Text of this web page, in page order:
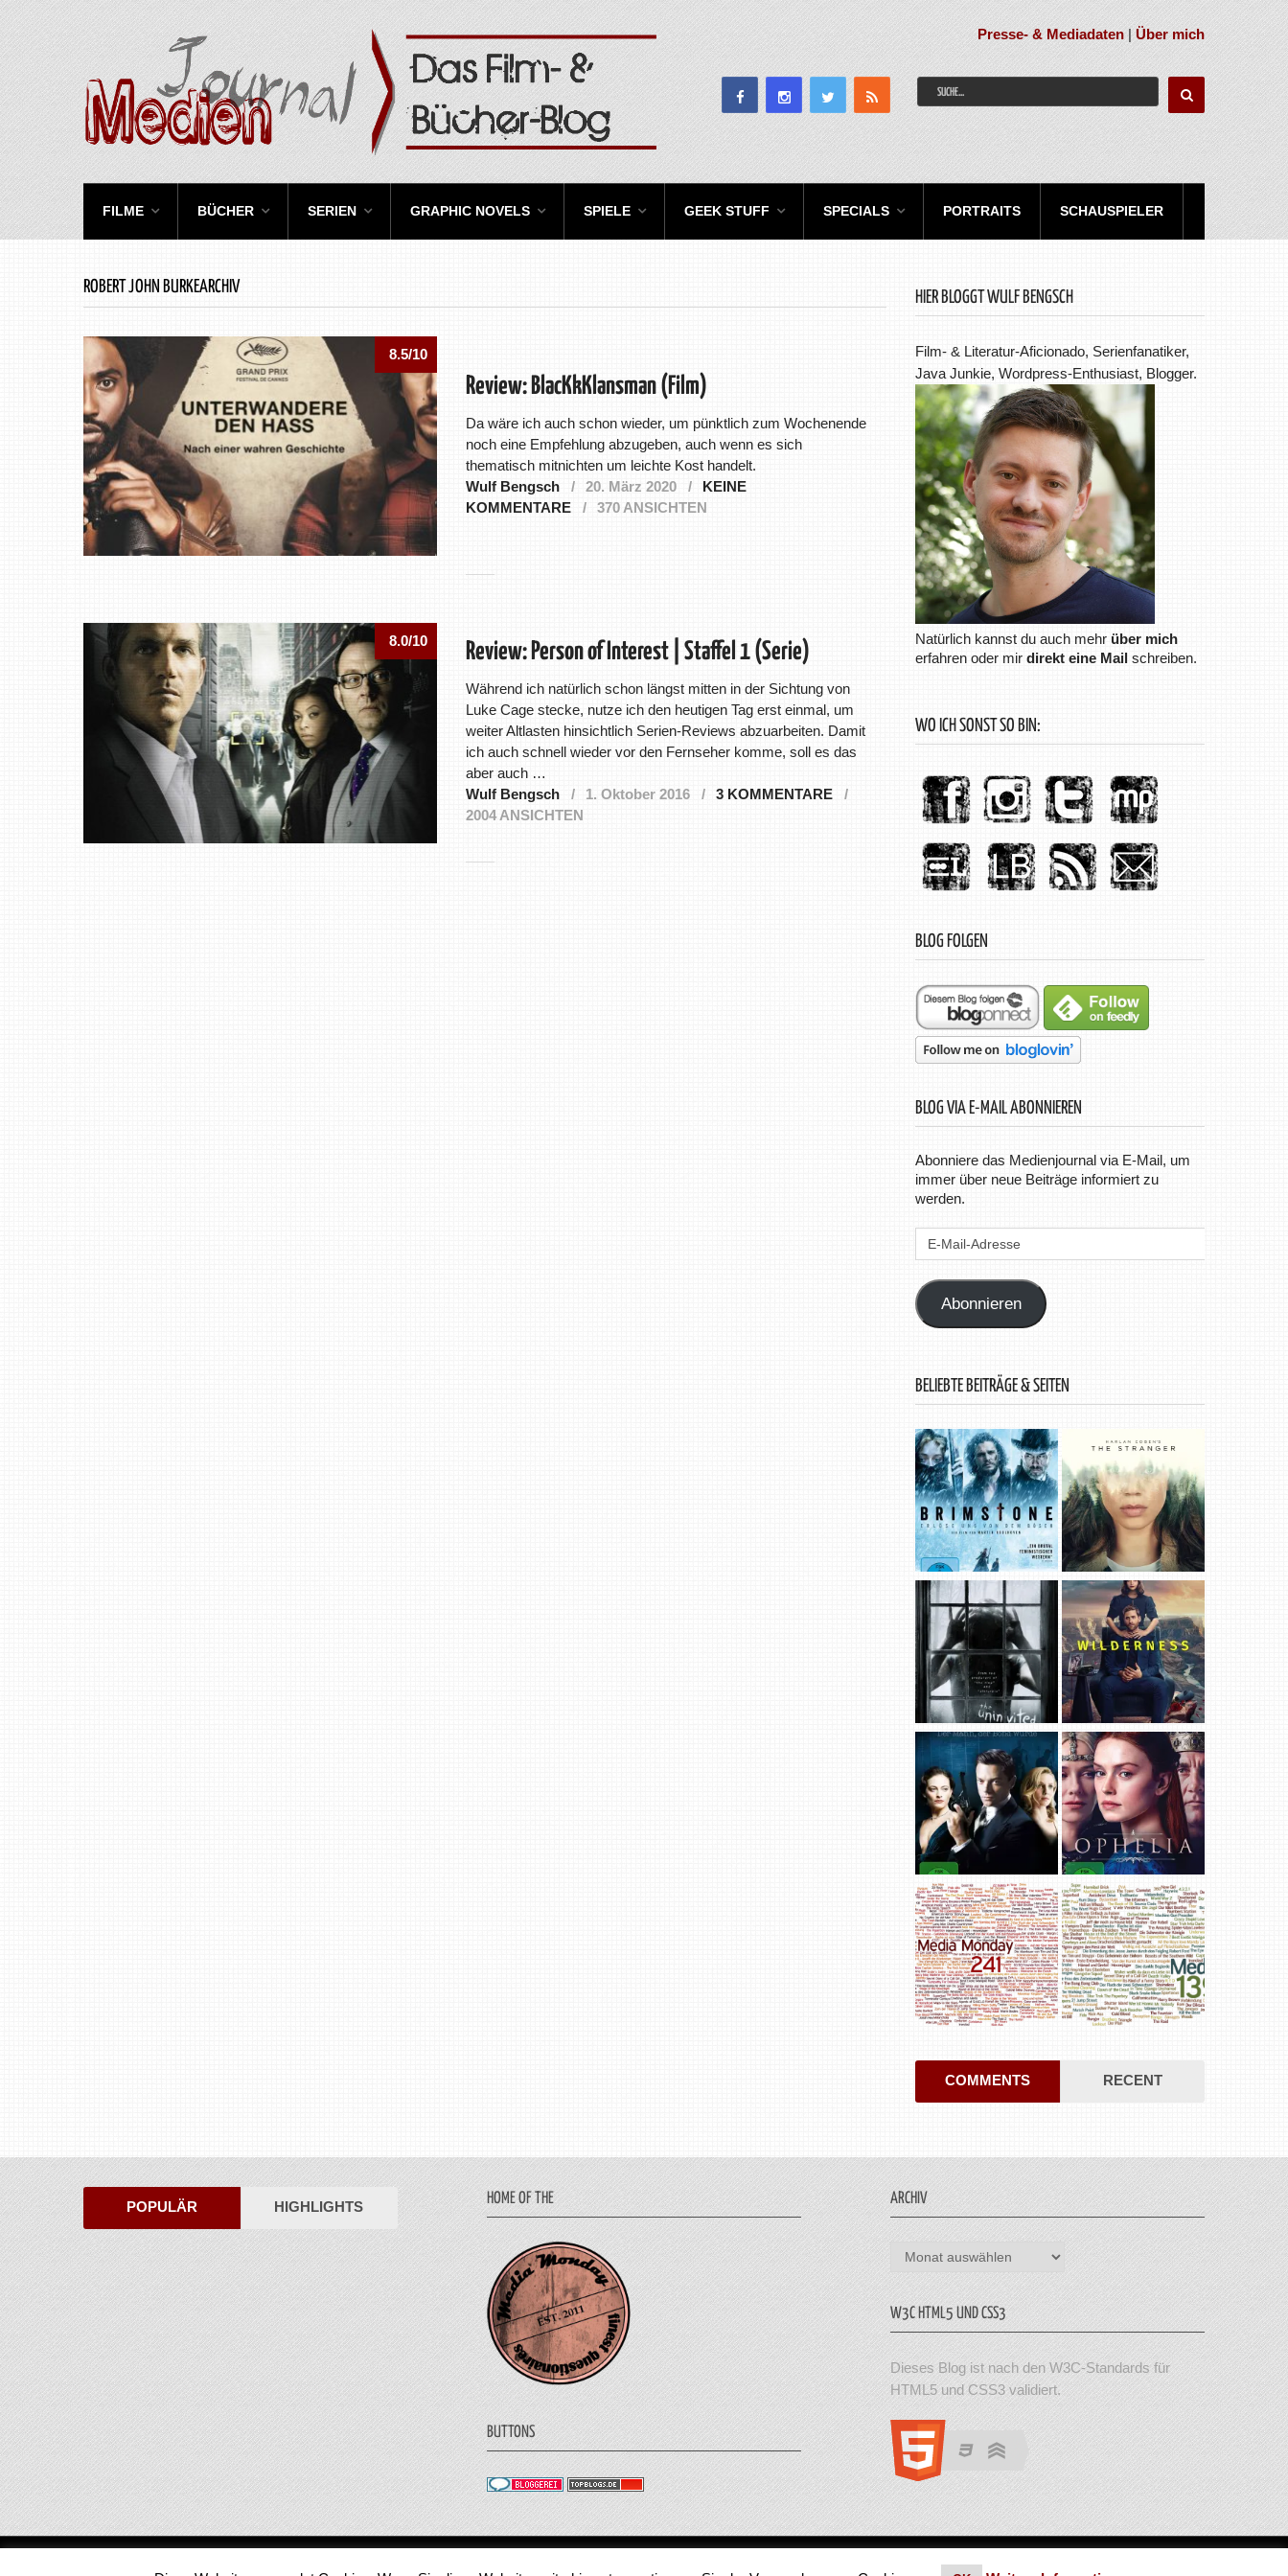
Presse- & Mediadaten |Über mich
FILME BÜCHER SERIEN GRAPHIC NOVELS SPIELE GEEK STUFF SPECIALS PORTRAITS SCHAUSPIELER
ROBERT JOHN BURKEARCHIV
8.5/10
Review: BlacKkKlansman (Film)
Da wäre ich auch schon wieder, um pünktlich zum Wochenende
noch eine Empfehlung abzugeben, auch wenn es sich
thematisch mitnichten um leichte Kost handelt.
Wulf Bengsch
20. März 2020
KEINE
KOMMENTARE
370 ANSICHTEN
8.0/10 Review: Person of Interest | Staffel 1 (Serie)
Während ich natürlich schon längst mitten in der Sichtung von
Luke Cage stecke, nutze ich den heutigen Tag erst einmal, um
weiter Altlasten hinsichtlich Serien-Reviews abzuarbeiten. Damit
ich auch schnell wieder vor den Fernseher komme, soll es das
aber auch …
Wulf Bengsch
1. Oktober 2016
3 KOMMENTARE
2004 ANSICHTEN
HIER BLOGGT WULF BENGSCH
Film- & Literatur-Aficionado, Serienfanatiker,
Java Junkie, Wordpress-Enthusiast, Blogger.
Natürlich kannst du auch mehr über mich
erfahren oder mirdirekt eine Mail schreiben.
WO ICH SONST SO BIN:
BLOG FOLGEN
BLOG VIA E-MAIL ABONNIEREN
Abonniere das Medienjournal via E-Mail, um
immer über neue Beiträge informiert zu
werden.
E-
Abonnieren
BELIEBTE BEITRÄGE & SEITEN
COMMENTS RECENT
POPULÄR HIGHLIGHTS HOME OF THE
BUTTONS
ARCHIV
Archiv
W3C HTML5 UND CSS3
Dieses Blog ist nach den W3C-Standards für
HTML5 und CSS3 validiert.
Medienjournal Copyright © 2026. © 2011 - 2018 Medienjournal. Alle Rechte vorbehalten. Theme von MyThemeShop. Impressum